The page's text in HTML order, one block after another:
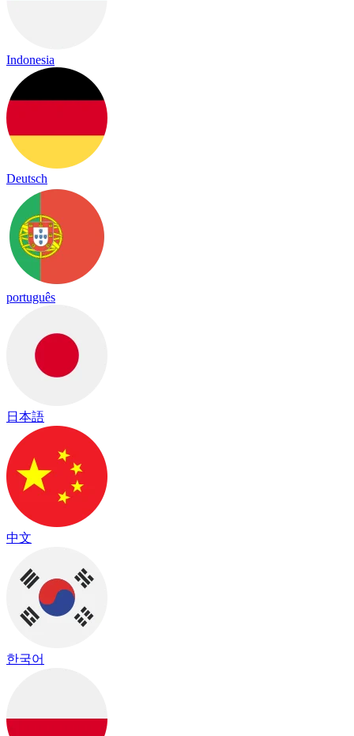
Indonesia
Deutsch
português
日本語
中文
한국어